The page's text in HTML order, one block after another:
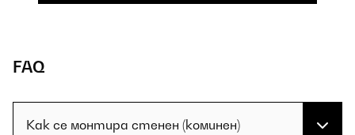
FAQ
Как се монтира стенен (коминен)